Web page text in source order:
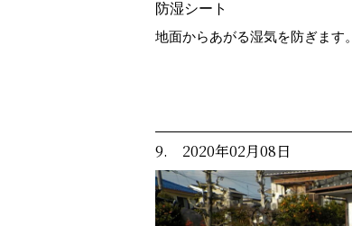
防湿シート
地面からあがる湿気を防ぎます。
9. 2020年02月08日